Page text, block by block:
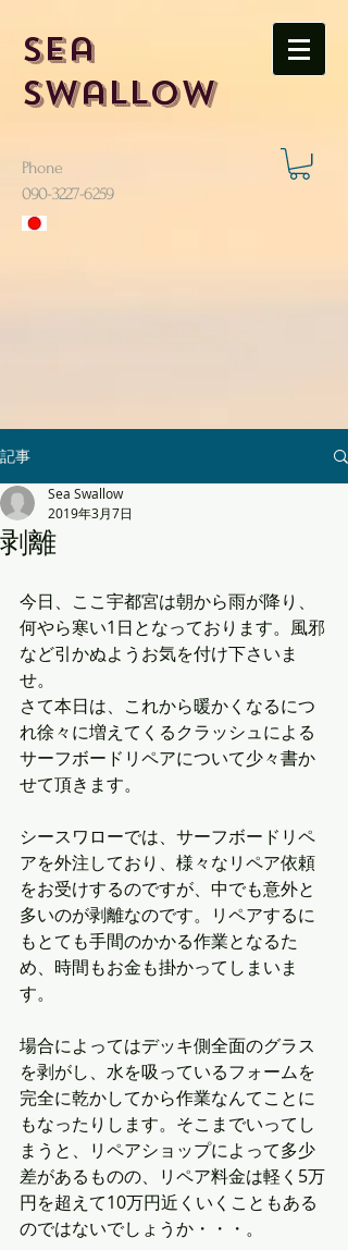
Sea
Swallow
Phone
​090-3227-6259
記事
剥離
Sea Swallow
2019年3月7日
今日、ここ宇都宮は朝から雨が降り、
何やら寒い1日となっております。風邪
など引かぬようお気を付け下さいま
せ。
さて本日は、これから暖かくなるにつ
れ徐々に増えてくるクラッシュによる
サーフボードリペアについて少々書か
せて頂きます。
シースワローでは、サーフボードリペ
アを外注しており、様々なリペア依頼
をお受けするのですが、中でも意外と
多いのが剥離なのです。リペアするに
もとても手間のかかる作業となるた
め、時間もお金も掛かってしまいま
す。
場合によってはデッキ側全面のグラス
を剥がし、水を吸っているフォームを
完全に乾かしてから作業なんてことに
もなったりします。そこまでいってし
まうと、リペアショップによって多少
差があるものの、リペア料金は軽く5万
円を超えて10万円近くいくこともある
のではないでしょうか・・・。